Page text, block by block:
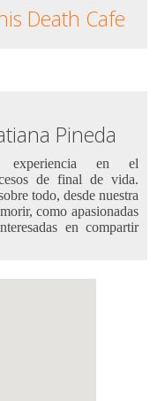
Death Cafe
Pineda
experiencia en el
de final de vida.
todo, desde nuestra
como apasionadas
en compartir